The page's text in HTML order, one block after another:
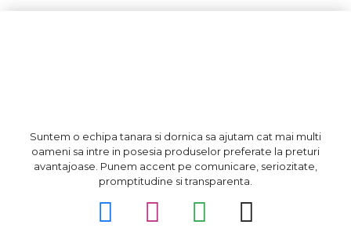
Suntem o echipa tanara si dornica sa ajutam cat mai multi
oameni sa intre in posesia produselor preferate la preturi
avantajoase. Punem accent pe comunicare, seriozitate,
promptitudine si transparenta.